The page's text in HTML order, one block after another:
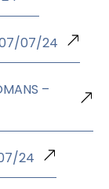
07/07/24
–
24